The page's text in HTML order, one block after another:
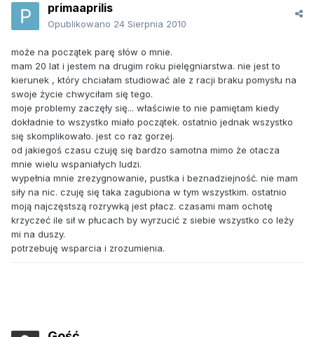
primaaprilis
Opublikowano 24 Sierpnia 2010
może na początek parę słów o mnie.
mam 20 lat i jestem na drugim roku pielęgniarstwa. nie jest to
kierunek , który chciałam studiować ale z racji braku pomysłu na
swoje życie chwyciłam się tego.
moje problemy zaczęły się... właściwie to nie pamiętam kiedy
dokładnie to wszystko miało początek. ostatnio jednak wszystko
się skomplikowało. jest co raz gorzej.
od jakiegoś czasu czuję się bardzo samotna mimo że otacza
mnie wielu wspaniałych ludzi.
wypełnia mnie zrezygnowanie, pustka i beznadziejność. nie mam
siły na nic. czuję się taka zagubiona w tym wszystkim. ostatnio
moją najczęstszą rozrywką jest płacz. czasami mam ochotę
krzyczeć ile sił w płucach by wyrzucić z siebie wszystko co leży
mi na duszy.
potrzebuję wsparcia i zrozumienia.